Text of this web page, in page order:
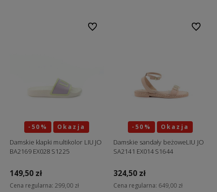
-50% Okazja
Damskie klapki multikolor LIU JO
BA2169 EX028 S1225
149,50 zł
Cena regularna: 299,00 zł
Do ulubionych
-50% Okazja
Damskie sandały beżoweLIU JO
SA2141 EX014 S1644
324,50 zł
Cena regularna: 649,00 zł
Do